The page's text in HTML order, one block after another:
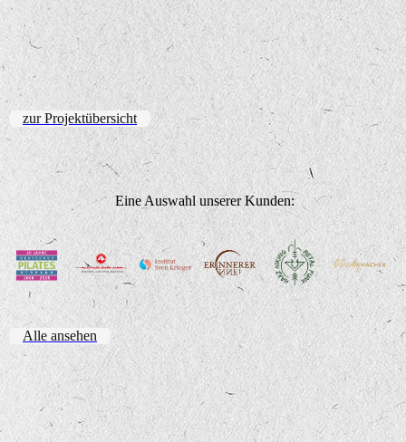
zur Projektübersicht
Eine Auswahl unserer Kunden:
Alle ansehen